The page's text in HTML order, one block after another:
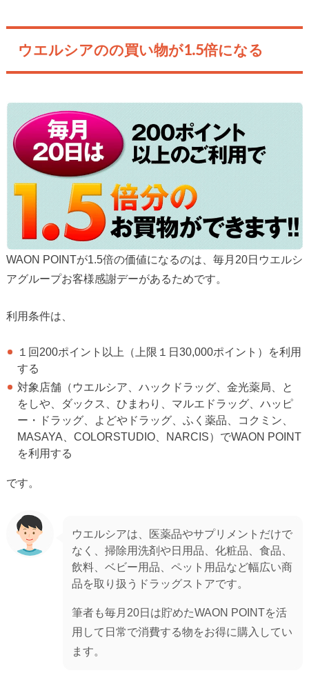
ウエルシアのの買い物が1.5倍になる
WAON POINTが1.5倍の価値になるのは、毎月20日ウエルシ
アグループお客様感謝デーがあるためです。
利用条件は、
１回200ポイント以上（上限１日30,000ポイント）を利用
する
対象店舗（ウエルシア、ハックドラッグ、金光薬局、と
をしや、ダックス、ひまわり、マルエドラッグ、ハッピ
ー・ドラッグ、よどやドラッグ、ふく薬品、コクミン、
MASAYA、COLORSTUDIO、NARCIS）でWAON POINT
を利用する
です。
ウエルシアは、医薬品やサプリメントだけで
なく、掃除用洗剤や日用品、化粧品、食品、
飲料、ベビー用品、ペット用品など幅広い商
品を取り扱うドラッグストアです。
筆者も毎月20日は貯めたWAON POINTを活
用して日常で消費する物をお得に購入してい
ます。